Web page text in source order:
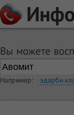
Вы можете
Например: эдарби